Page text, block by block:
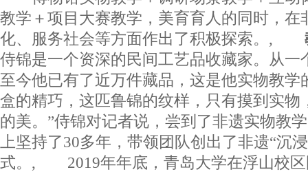
教学＋项目大赛教学，美育育人的同时，在
化、服务社会等方面作出了积极探索。,
侍锦是一个资深的民间工艺品收藏家。从一
至今他已有了近万件藏品，这是他实物
盒的精巧，这匹鲁锦的纹样，只有摸到实物
的美。”侍锦对记者说，尝到了非遗实物教
上坚持了30多年，带领团队创出了非遗“沉
式。, 2019年年底，青岛大学在浮山校区